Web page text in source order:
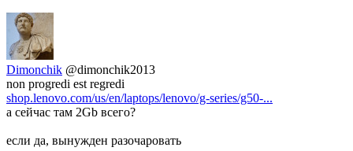
Dimonchik @dimonchik2013
non progredi est regredi
shop.lenovo.com/us/en/laptops/lenovo/g-series/g50-...
а сейчас там 2Gb всего?
если да, вынужден разочаровать